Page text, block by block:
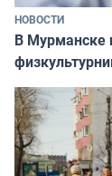
НОВОСТИ
В Мурманске